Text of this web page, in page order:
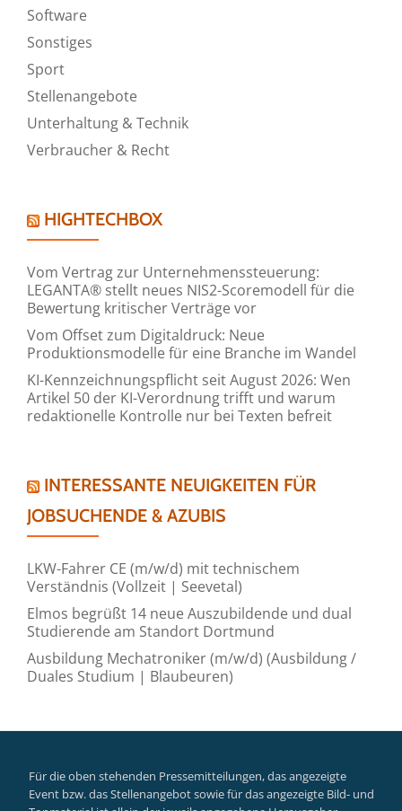
Software
Sonstiges
Sport
Stellenangebote
Unterhaltung & Technik
Verbraucher & Recht
HIGHTECHBOX
Vom Vertrag zur Unternehmenssteuerung:
LEGANTA® stellt neues NIS2-Scoremodell für die
Bewertung kritischer Verträge vor
Vom Offset zum Digitaldruck: Neue
Produktionsmodelle für eine Branche im Wandel
KI-Kennzeichnungspflicht seit August 2026: Wen
Artikel 50 der KI-Verordnung trifft und warum
redaktionelle Kontrolle nur bei Texten befreit
INTERESSANTE NEUIGKEITEN FÜR
JOBSUCHENDE & AZUBIS
LKW-Fahrer CE (m/w/d) mit technischem
Verständnis (Vollzeit | Seevetal)
Elmos begrüßt 14 neue Auszubildende und dual
Studierende am Standort Dortmund
Ausbildung Mechatroniker (m/w/d) (Ausbildung /
Duales Studium | Blaubeuren)
Für die oben stehenden Pressemitteilungen, das angezeigte
Event bzw. das Stellenangebot sowie für das angezeigte Bild- und